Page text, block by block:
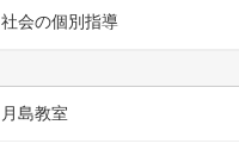
社会の個別指導
月島教室